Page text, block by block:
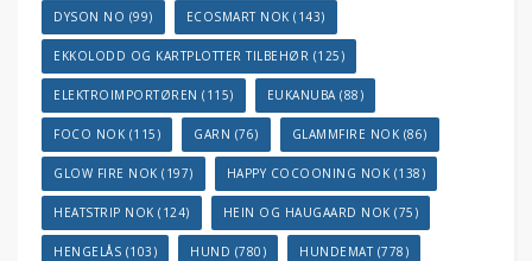
DYSON NO (99) ECOSMART NOK (143)
EKKOLODD OG KARTPLOTTER TILBEHØR (125)
ELEKTROIMPORTØREN (115) EUKANUBA(88)
FOCO NOK (115) GARN (76) GLAMMFIRE NOK (86)
GLOW FIRE NOK (197) HAPPY COCOONING NOK (138)
HEATSTRIP NOK (124) HEIN OG HAUGAARD NOK (75)
HENGELÅS (103) HUND (780) HUNDEMAT(778)